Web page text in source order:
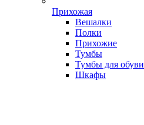
Прихожая
Вешалки
Полки
Прихожие
Тумбы
Тумбы для обуви
Шкафы